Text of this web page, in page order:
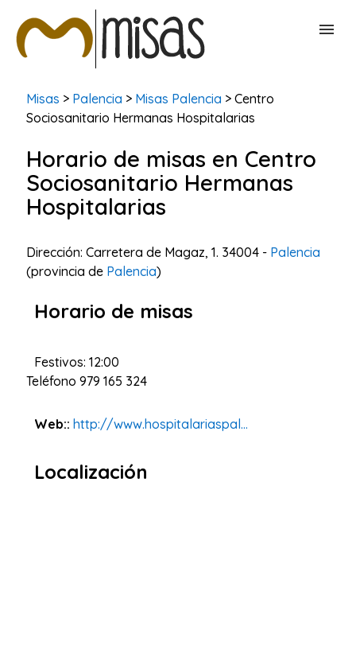
BUSCAR MISAS
Misas > Palencia > Misas Palencia > Centro
Sociosanitario Hermanas Hospitalarias
Horario de misas en Centro
Sociosanitario Hermanas
Hospitalarias
Dirección: Carretera de Magaz, 1. 34004 - Palencia
(provincia de Palencia)
Horario de misas
Festivos: 12:00
Teléfono 979 165 324
Web:: http://www.hospitalariaspal...
Localización